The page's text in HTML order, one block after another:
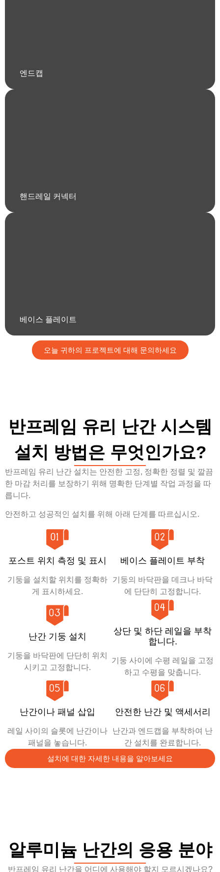
엔드캡
핸드레일 커넥터
베이스 플레이트
오늘 귀하의 프로젝트에 대해 문의하세요
반프레임 유리 난간 시스템
설치 방법은 무엇인가요?
반프레임 유리 난간 설치는 안전한 고정, 정확한 정렬 및 깔끔
한 마감 처리를 보장하기 위해 명확한 단계별 작업 과정을 따
릅니다.
안전하고 성공적인 설치를 위해 아래 단계를 따르십시오.
설치에 대한 자세한 내용을 알아보세요
포스트 위치 측정 및 표시
기둥을 설치할 위치를 정확하
게 표시하세요.
베이스 플레이트 부착
기둥의 바닥판을 데크나 바닥
에 단단히 고정합니다.
난간 기둥 설치
기둥을 바닥판에 단단히 위치
시키고 고정합니다.
상단 및 하단 레일을 부착
합니다.
기둥 사이에 수평 레일을 고정
하고 수평을 맞춥니다.
난간이나 패널 삽입
레일 사이의 슬롯에 난간이나
패널을 놓습니다.
안전한 난간 및 액세서리
난간과 엔드캡을 부착하여 난
간 설치를 완료합니다.
알루미늄 난간의 응용 분야
반프레임 유리 난간을 어디에 사용해야 할지 모르시겠나요?